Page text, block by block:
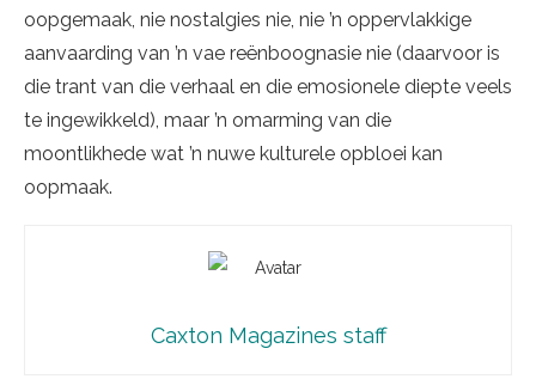
oopgemaak, nie nostalgies nie, nie ’n oppervlakkige
aanvaarding van ’n vae reënboognasie nie (daarvoor is
die trant van die verhaal en die emosionele diepte veels
te ingewikkeld), maar ’n omarming van die
moontlikhede wat ’n nuwe kulturele opbloei kan
oopmaak.
Caxton Magazines staff